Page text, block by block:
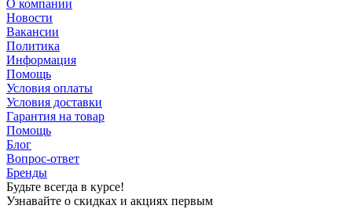
О компании
Новости
Вакансии
Политика
Информация
Помощь
Условия оплаты
Условия доставки
Гарантия на товар
Помощь
Блог
Вопрос-ответ
Бренды
Будьте всегда в курсе!
Узнавайте о скидках и акциях первым